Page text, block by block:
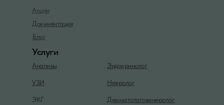
Услуги
Акции
Документация
Блог
ЭКГ
УЗИ
Анализы
Дерматологовенеролог
Невролог
Эндокринолог